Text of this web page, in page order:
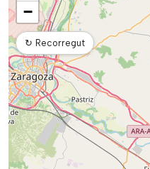
−
↻ Recorregut